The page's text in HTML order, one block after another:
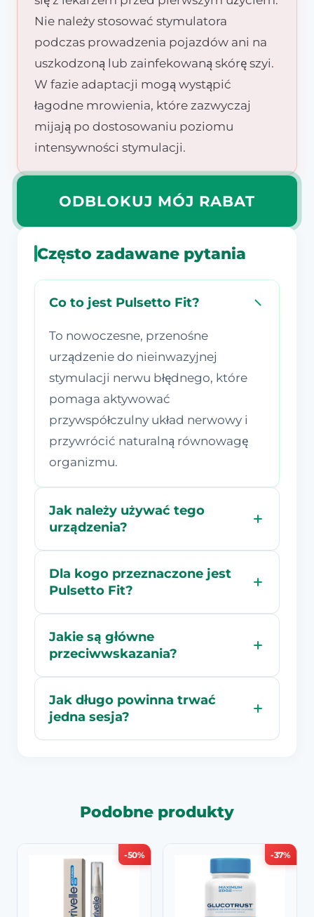
Nie należy stosować stymulatora
podczas prowadzenia pojazdów ani na
uszkodzoną lub zainfekowaną skórę szyi.
W fazie adaptacji mogą wystąpić
łagodne mrowienia, które zazwyczaj
mijają po dostosowaniu poziomu
intensywności stymulacji.
ODBLOKUJ MÓJ RABAT
Często zadawane pytania
Co to jest Pulsetto Fit?
To nowoczesne, przenośne
urządzenie do nieinwazyjnej
stymulacji nerwu błędnego, które
pomaga aktywować
przywspółczulny układ nerwowy i
przywrócić naturalną równowagę
organizmu.
Jak należy używać tego
urządzenia?
Dla kogo przeznaczone jest
Pulsetto Fit?
Jakie są główne
przeciwwskazania?
Jak długo powinna trwać
jedna sesja?
Podobne produkty
-50% -37%